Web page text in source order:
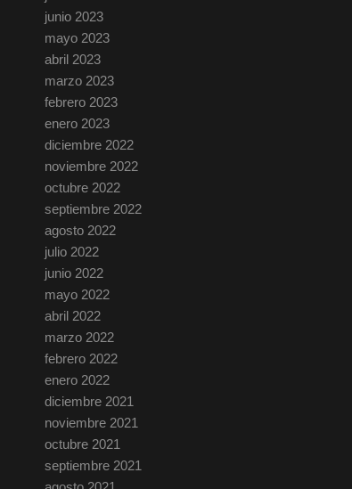
junio 2023
mayo 2023
abril 2023
marzo 2023
febrero 2023
enero 2023
diciembre 2022
noviembre 2022
octubre 2022
septiembre 2022
agosto 2022
julio 2022
junio 2022
mayo 2022
abril 2022
marzo 2022
febrero 2022
enero 2022
diciembre 2021
noviembre 2021
octubre 2021
septiembre 2021